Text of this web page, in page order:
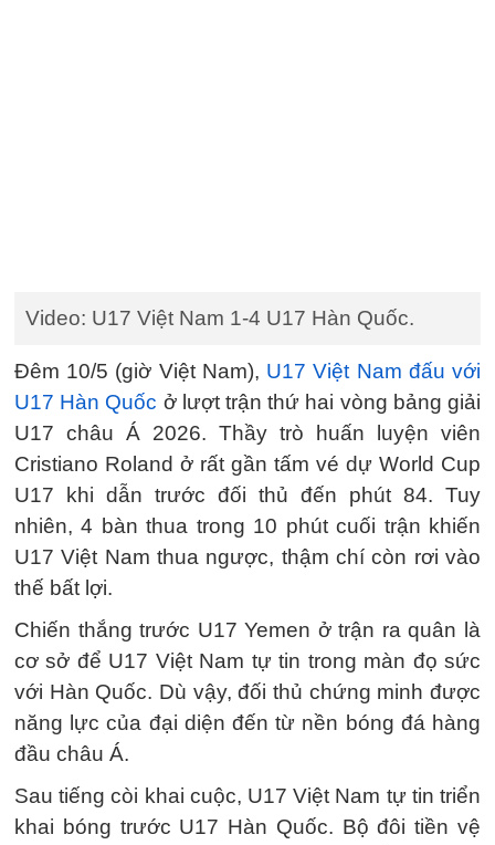
Video: U17 Việt Nam 1-4 U17 Hàn Quốc.
Đêm 10/5 (giờ Việt Nam), U17 Việt Nam đấu với
U17 Hàn Quốc ở lượt trận thứ hai vòng bảng giải
U17 châu Á 2026. Thầy trò huấn luyện viên
Cristiano Roland ở rất gần tấm vé dự World Cup
U17 khi dẫn trước đối thủ đến phút 84. Tuy
nhiên, 4 bàn thua trong 10 phút cuối trận khiến
U17 Việt Nam thua ngược, thậm chí còn rơi vào
thế bất lợi.
Chiến thắng trước U17 Yemen ở trận ra quân là
cơ sở để U17 Việt Nam tự tin trong màn đọ sức
với Hàn Quốc. Dù vậy, đối thủ chứng minh được
năng lực của đại diện đến từ nền bóng đá hàng
đầu châu Á.
Sau tiếng còi khai cuộc, U17 Việt Nam tự tin triển
khai bóng trước U17 Hàn Quốc. Bộ đôi tiền vệ